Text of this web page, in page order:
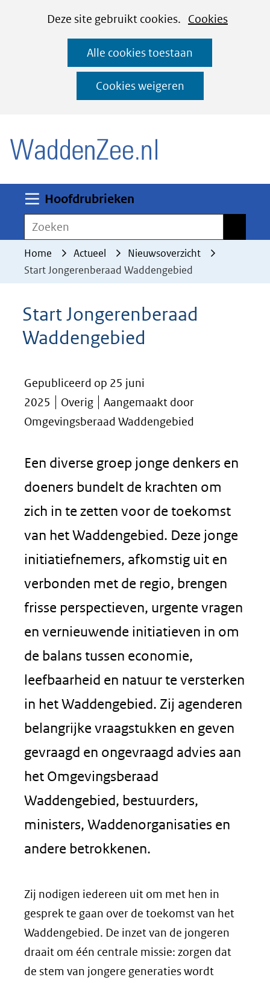
CookiesDeze site gebruikt cookies. Cookies
deze
worden
toegestaan
geweigerd.
Alle cookies toestaan
Cookies weigeren
Ga
naar
de
inhoud
Hoofdrubrieken
Zoeken
Home Actueel
Nieuwsoverzicht
Start Jongerenberaad Waddengebied
Start Jongerenberaad
Waddengebied
Gepubliceerd op 25 juni
2025
Overig
Aangemaakt door
Omgevingsberaad Waddengebied
Een diverse groep jonge denkers en
doeners bundelt de krachten om
zich in te zetten voor de toekomst
van het Waddengebied. Deze jonge
initiatiefnemers, afkomstig uit en
verbonden met de regio, brengen
frisse perspectieven, urgente vragen
en vernieuwende initiatieven in om
de balans tussen economie,
leefbaarheid en natuur te versterken
in het Waddengebied. Zij agenderen
belangrijke vraagstukken en geven
gevraagd en ongevraagd advies aan
het Omgevingsberaad
Waddengebied, bestuurders,
ministers, Waddenorganisaties en
andere betrokkenen.
Zij nodigen iedereen uit om met hen in
gesprek te gaan over de toekomst van het
Waddengebied. De inzet van de jongeren
draait om één centrale missie: zorgen dat
de stem van jongere generaties wordt